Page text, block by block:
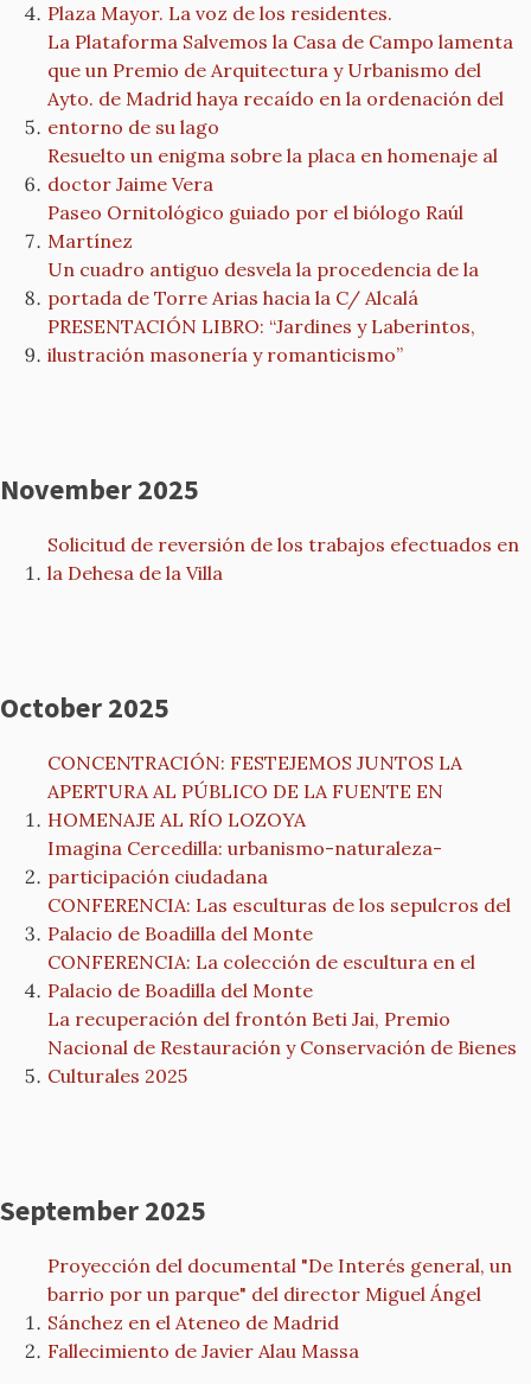
Plaza Mayor. La voz de los residentes.
La Plataforma Salvemos la Casa de Campo lamenta
que un Premio de Arquitectura y Urbanismo del
Ayto. de Madrid haya recaído en la ordenación del
entorno de su lago
Resuelto un enigma sobre la placa en homenaje al
doctor Jaime Vera
Paseo Ornitológico guiado por el biólogo Raúl
Martínez
Un cuadro antiguo desvela la procedencia de la
portada de Torre Arias hacia la C/ Alcalá
PRESENTACIÓN LIBRO: “Jardines y Laberintos,
ilustración masonería y romanticismo”
November 2025
Solicitud de reversión de los trabajos efectuados en
la Dehesa de la Villa
October 2025
CONCENTRACIÓN: FESTEJEMOS JUNTOS LA
APERTURA AL PÚBLICO DE LA FUENTE EN
HOMENAJE AL RÍO LOZOYA
Imagina Cercedilla: urbanismo-naturaleza-
participación ciudadana
CONFERENCIA: Las esculturas de los sepulcros del
Palacio de Boadilla del Monte
CONFERENCIA: La colección de escultura en el
Palacio de Boadilla del Monte
La recuperación del frontón Beti Jai, Premio
Nacional de Restauración y Conservación de Bienes
Culturales 2025
September 2025
Proyección del documental "De Interés general, un
barrio por un parque" del director Miguel Ángel
Sánchez en el Ateneo de Madrid
Fallecimiento de Javier Alau Massa